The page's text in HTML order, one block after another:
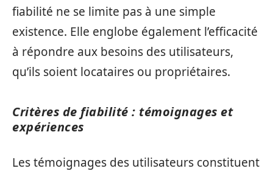
fiabilité ne se limite pas à une simple
existence. Elle englobe également l’efficacité
à répondre aux besoins des utilisateurs,
qu’ils soient locataires ou propriétaires.
Critères de fiabilité : témoignages et
expériences
Les témoignages des utilisateurs constituent